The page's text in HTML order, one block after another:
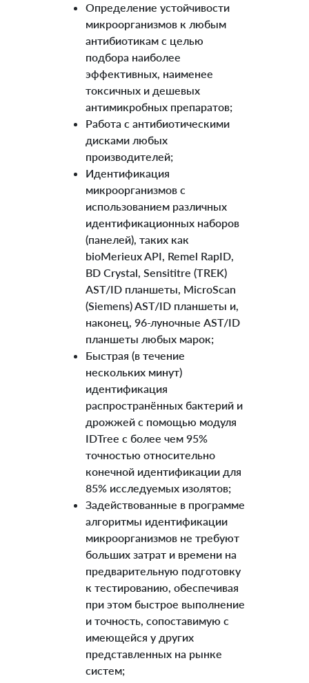
Определение устойчивости
микроорганизмов к любым
антибиотикам с целью
подбора наиболее
эффективных, наименее
токсичных и дешевых
антимикробных препаратов;
Работа с антибиотическими
дисками любых
производителей;
Идентификация
микроорганизмов с
использованием различных
идентификационных наборов
(панелей), таких как
bioMerieux API, Remel RapID,
BD Crystal, Sensititre (TREK)
AST/ID планшеты, MicroScan
(Siemens) AST/ID планшеты и,
наконец, 96-луночные AST/ID
планшеты любых марок;
Быстрая (в течение
нескольких минут)
идентификация
распространённых бактерий и
дрожжей с помощью модуля
IDTree с более чем 95%
точностью относительно
конечной идентификации для
85% исследуемых изолятов;
Задействованные в программе
алгоритмы идентификации
микроорганизмов не требуют
больших затрат и времени на
предварительную подготовку
к тестированию, обеспечивая
при этом быстрое выполнение
и точность, сопоставимую с
имеющейся у других
представленных на рынке
систем;